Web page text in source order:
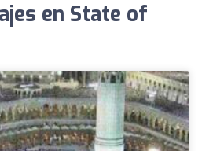
en State of